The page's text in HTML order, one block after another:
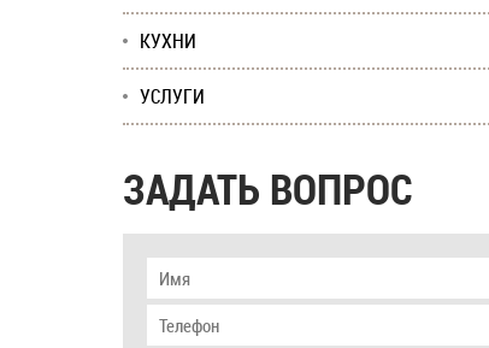
КУХНИ
УСЛУГИ
ЗАДАТЬ ВОПРОС